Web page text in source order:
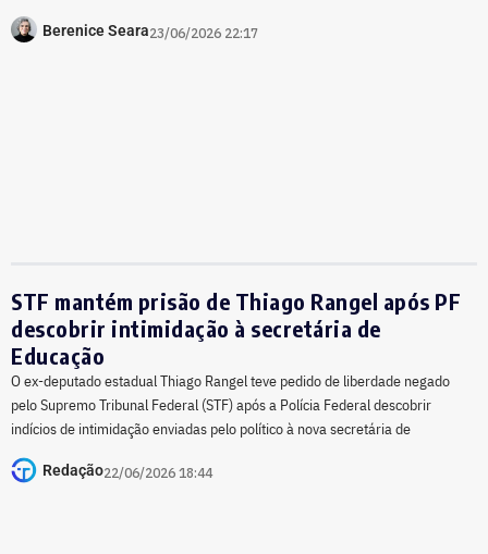
Berenice Seara23/06/2026 22:17
STF mantém prisão de Thiago Rangel após PF
descobrir intimidação à secretária de
Educação
O ex-deputado estadual Thiago Rangel teve pedido de liberdade negado
pelo Supremo Tribunal Federal (STF) após a Polícia Federal descobrir
indícios de intimidação enviadas pelo político à nova secretária de
Redação22/06/2026 18:44